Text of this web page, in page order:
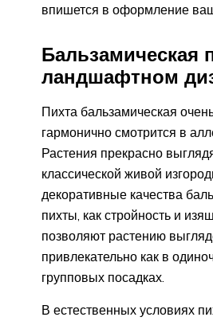
впишется в оформление
Бальзамическая
ландшафтном
Пихта бальзамическая
гармонично смотрится в
Растения прекрасно
классической живой
декоративные качества
пихты, как стройность и
позволяют растению
привлекательно как в
групповых посадках.
В естественных условиях